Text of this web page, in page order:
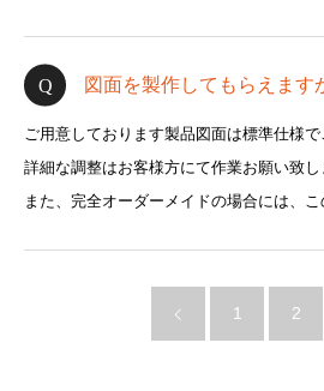
図面を製作してもらえます
ご用意しております製品図面は標準仕様で
詳細な調整はお客様方にて作業お願い致し
また、完全オーダーメイドの場合には、こ
1 2